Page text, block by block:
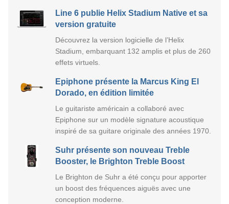
Line 6 publie Helix Stadium Native et sa
version gratuite
Découvrez la version logicielle de l’Helix
Stadium, embarquant 132 amplis et plus de 260
effets virtuels.
Epiphone présente la Marcus King El
Dorado, en édition limitée
Le guitariste américain a collaboré avec
Epiphone sur un modèle signature acoustique
inspiré de sa guitare originale des années 1970.
Suhr présente son nouveau Treble
Booster, le Brighton Treble Boost
Le Brighton de Suhr a été conçu pour apporter
un boost des fréquences aiguës avec une
conception moderne.